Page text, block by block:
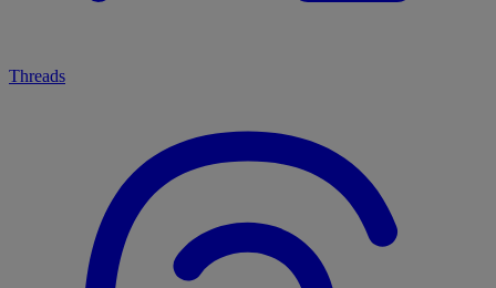
Threads